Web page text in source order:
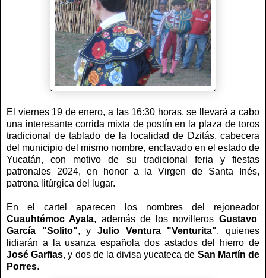
El viernes 19 de enero, a las 16:30 horas, se llevará a cabo
una interesante corrida mixta de postín en la plaza de toros
tradicional de tablado de la localidad de Dzitás, cabecera
del municipio del mismo nombre, enclavado en el estado de
Yucatán, con motivo de su tradicional feria y fiestas
patronales 2024, en honor a la Virgen de Santa Inés,
patrona litúrgica del lugar.
En el cartel aparecen los nombres del rejoneador
Cuauhtémoc Ayala, además de los novilleros Gustavo
García "Solito", yJulio Ventura "Venturita", quienes
lidiarán a la usanza española dos astados del hierro de
José Garfias, y dos de la divisa yucateca de San Martín de
Porres.